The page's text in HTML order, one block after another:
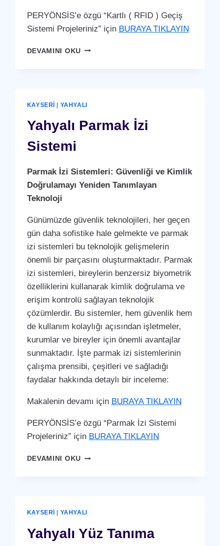
PERYÖNSİS’e özgü “Kartlı ( RFID ) Geçiş
Sistemi Projeleriniz” için BURAYA TIKLAYIN
DEVAMINI OKUYAHYALI
KAYSERI | YAHYALI
Yahyalı Parmak İzi
Sistemi
Parmak İzi Sistemleri: Güvenliği ve Kimlik
Doğrulamayı Yeniden Tanımlayan
Teknoloji
Günümüzde güvenlik teknolojileri, her geçen
gün daha sofistike hale gelmekte ve parmak
izi sistemleri bu teknolojik gelişmelerin
önemli bir parçasını oluşturmaktadır. Parmak
izi sistemleri, bireylerin benzersiz biyometrik
özelliklerini kullanarak kimlik doğrulama ve
erişim kontrolü sağlayan teknolojik
çözümlerdir. Bu sistemler, hem güvenlik hem
de kullanım kolaylığı açısından işletmeler,
kurumlar ve bireyler için önemli avantajlar
sunmaktadır. İşte parmak izi sistemlerinin
çalışma prensibi, çeşitleri ve sağladığı
faydalar hakkında detaylı bir inceleme:
Makalenin devamı için BURAYA TIKLAYIN
PERYÖNSİS’e özgü “Parmak İzi Sistemi
Projeleriniz” için BURAYA TIKLAYIN
DEVAMINI OKUYAHYALI
KAYSERI YAHYALI
Yahyalı Yüz Tanıma